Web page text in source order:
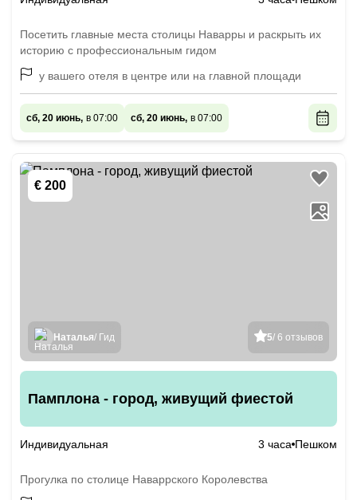
Посетить главные места столицы Наварры и раскрыть их
историю с профессиональным гидом
у вашего отеля в центре или на главной площади
сб, 20 июнь, в 07:00 сб, 20 июнь, в 07:00
€ 200
5/ 6 отзывов
Наталья/ Гид
Памплона - город, живущий фиестой
Индивидуальная 3 часа Пешком
Прогулка по столице Наваррского Королевства